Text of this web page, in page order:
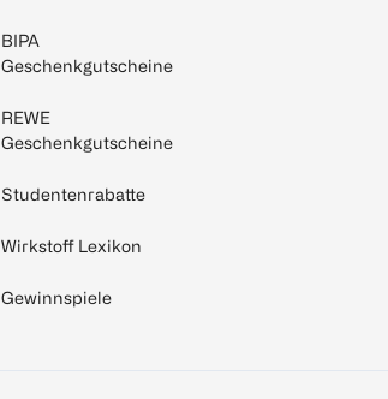
BIPA
Geschenkgutscheine
REWE
Geschenkgutscheine
Studentenrabatte
Wirkstoff Lexikon
Gewinnspiele